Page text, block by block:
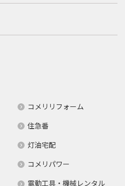
コメリリフォーム
住急番
灯油宅配
コメリパワー
電動工具・機械レンタル